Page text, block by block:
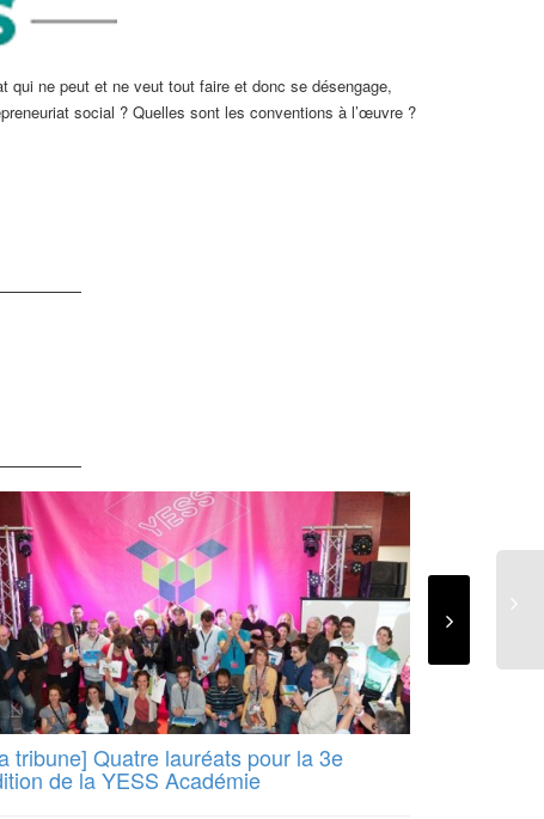
ne peut et ne veut tout faire et donc se désengage,
social ? Quelles sont les conventions à l’œuvre ?
tribune] Quatre lauréats pour la 3e
de la YESS Académie